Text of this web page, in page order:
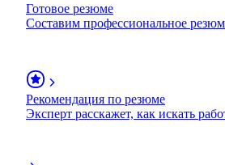
Готовое резюме
Составим профессиональное
Рекомендация по резюме
Эксперт расскажет, как искать